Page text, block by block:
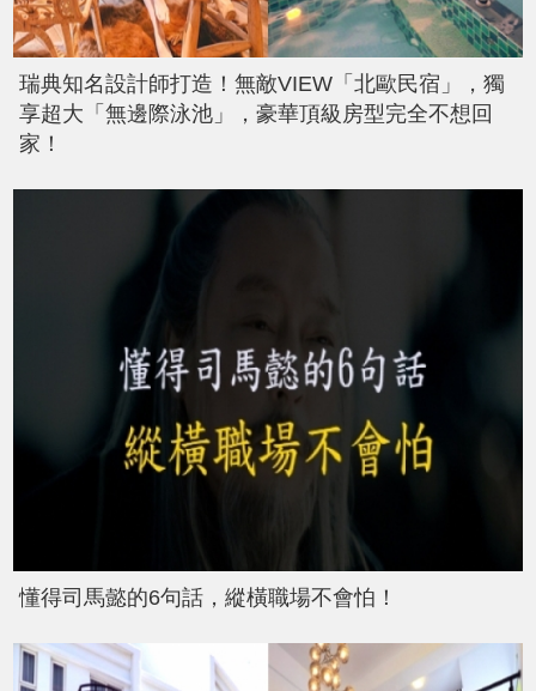
瑞典知名設計師打造！無敵VIEW「北歐民宿」，獨
享超大「無邊際泳池」，豪華頂級房型完全不想回
家！
懂得司馬懿的6句話，縱橫職場不會怕！